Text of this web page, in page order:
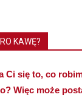
KAWĘ?
Ci się to, co
Więc może